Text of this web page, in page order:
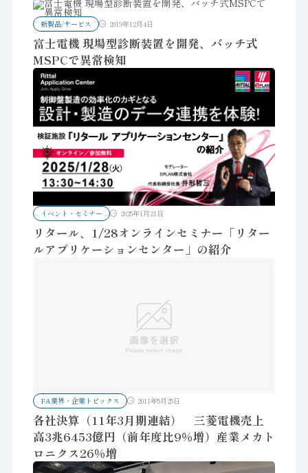
新製品/サービス 2019年12月4日
富士電機 現場型診断装置を開発、バッチ式
MSPCで異常検知
イベント・セミナー 2025年1月21日
リタール、1/28オンラインセミナー「リター
ルアプリケーションセンター」の紹介
FA業界・企業トピックス 2011年5月25日
各社決算（11年3月期連結） 三菱電機売上
高3兆6453億円（前年度比9％増）産業メカト
ロニクス26％増